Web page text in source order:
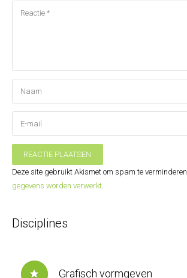
REACTIE PLAATSEN
Deze site gebruikt Akismet om spam te
gegevens worden verwerkt.
Disciplines
star Grafisch vormgeven